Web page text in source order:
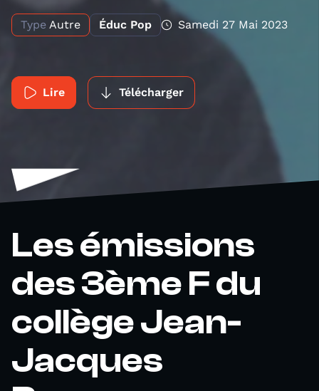
Type Autre Éduc Pop Samedi 27 Mai 2023
Lire Télécharger
Les émissions
des 3ème F du
collège Jean-
Jacques